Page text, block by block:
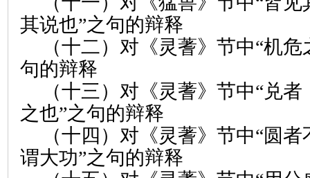
其说也”之句的辩释
（十二）对《灵蓍》节中“机
句的辩释
（十三）对《灵蓍》节中“兑
之也”之句的辩释
（十四）对《灵蓍》节中“圆
谓大功”之句的辩释